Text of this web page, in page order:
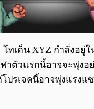
ทเค็น XYZ กำลังอยู่ใ
าตัวแรกนี้อาจจะพุ่งอ
โปรเจคนี้อาจพุ่งแรงแ